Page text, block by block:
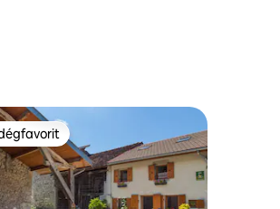
101 vélemény
vendégfavorit